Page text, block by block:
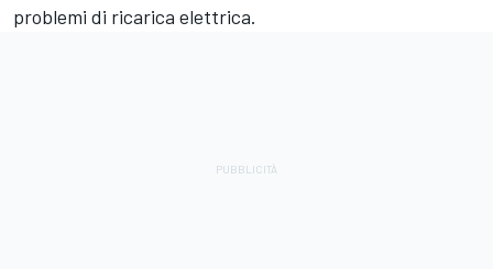
problemi di ricarica elettrica.